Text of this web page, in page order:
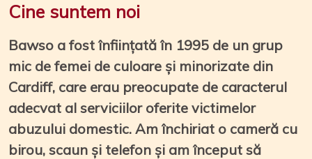
Cine suntem noi
Bawso a fost înființată în 1995 de un grup
mic de femei de culoare și minorizate din
Cardiff, care erau preocupate de caracterul
adecvat al serviciilor oferite victimelor
abuzului domestic. Am închiriat o cameră cu
birou, scaun și telefon și am început să